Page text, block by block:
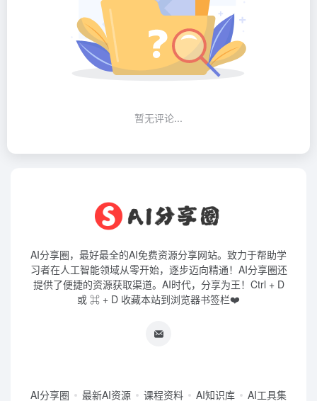
暂无评论...
AI分享圈，最好最全的AI免费资源分享网站。致力于帮助学
习者在人工智能领域从零开始，逐步迈向精通！AI分享圈还
提供了便捷的资源获取渠道。AI时代，分享为王！Ctrl + D
或 ⌘ + D 收藏本站到浏览器书签栏❤️
AI分享圈 最新AI资源 课程资料 AI知识库 AI工具集